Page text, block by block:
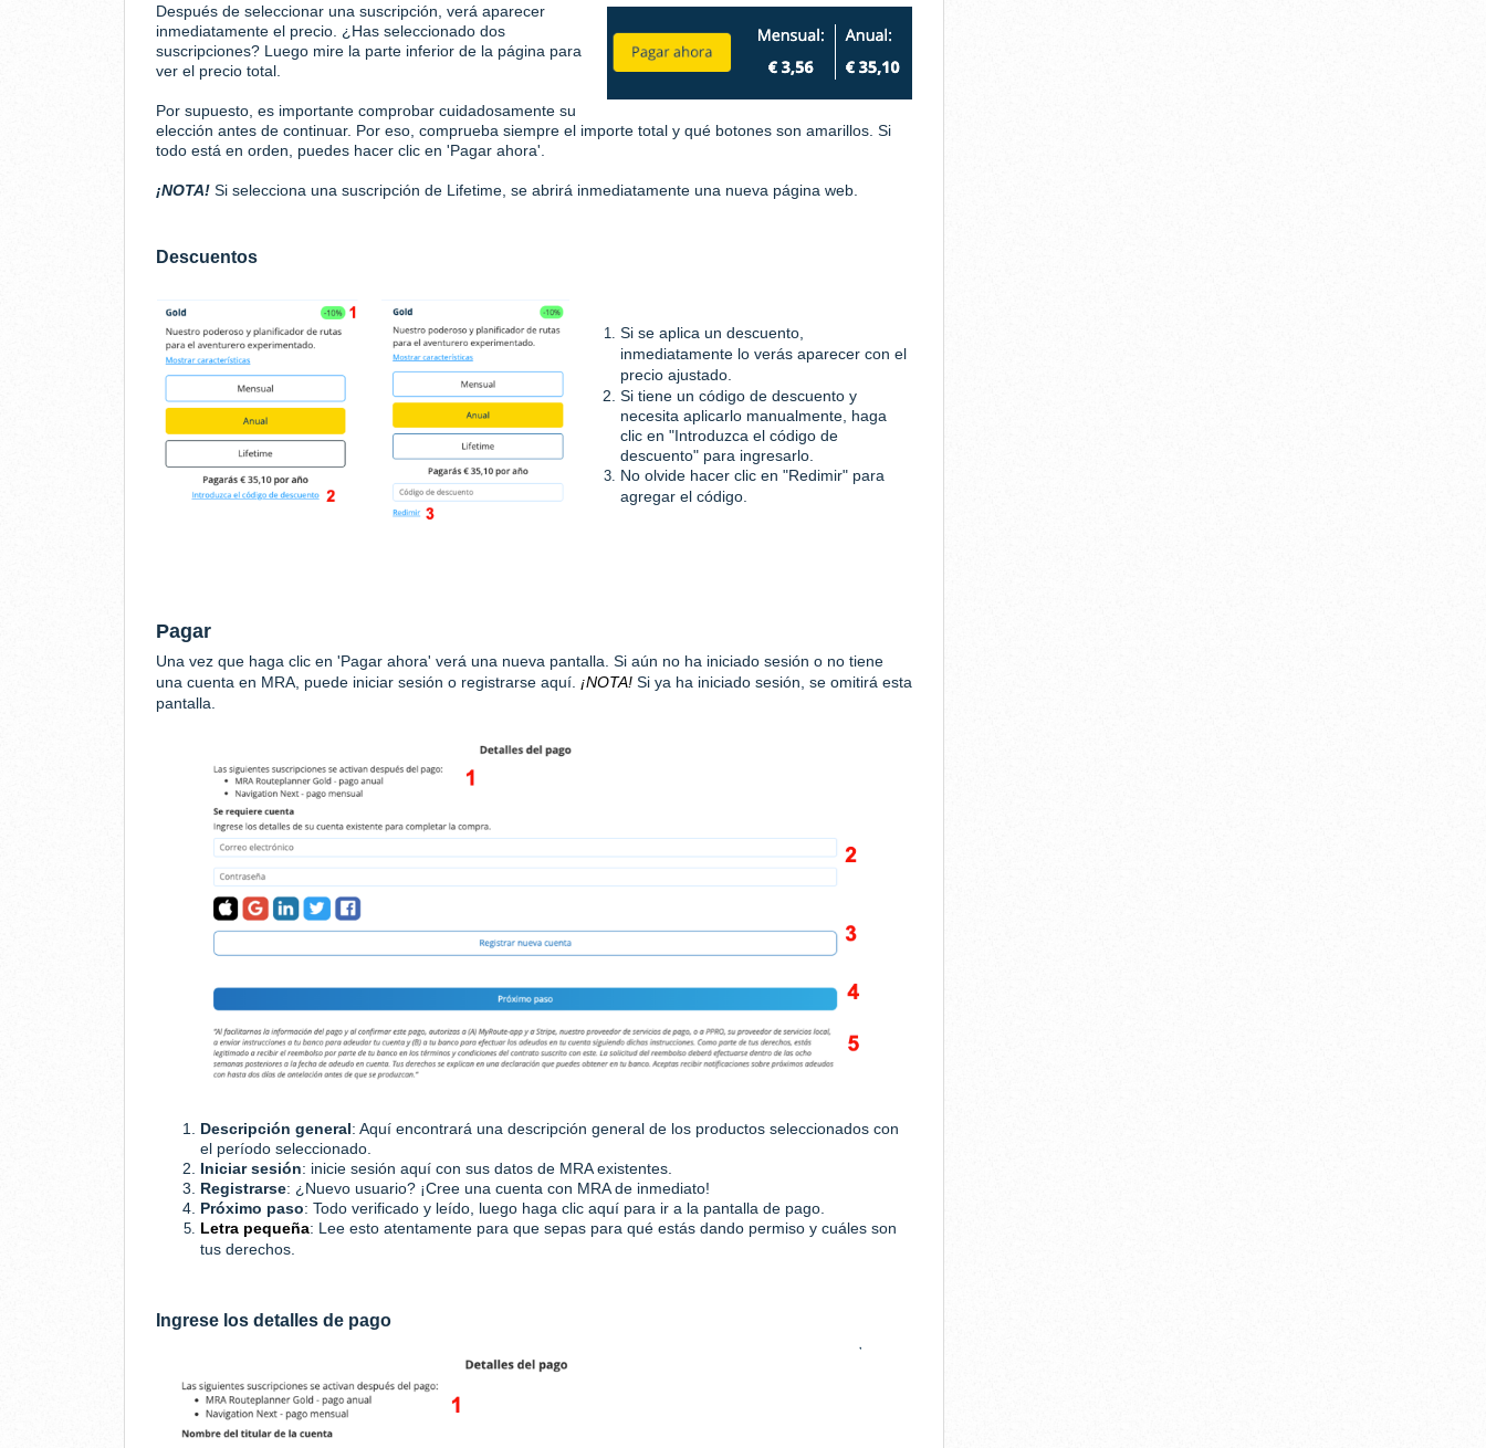
Después de seleccionar una suscripción, verá aparecer
inmediatamente el precio. ¿Has seleccionado dos
suscripciones? Luego mire la parte inferior de la página para
ver el precio total.
Por supuesto, es importante comprobar cuidadosamente su
elección antes de continuar. Por eso, comprueba siempre el importe total y qué botones son amarillos. Si
todo está en orden, puedes hacer clic en 'Pagar ahora'.
¡NOTA! Si selecciona una suscripción de Lifetime, se abrirá inmediatamente una nueva página web.
Descuentos
Si se aplica un descuento,
inmediatamente lo verás aparecer con el
precio ajustado.
Si tiene un código de descuento y
necesita aplicarlo manualmente, haga
clic en "Introduzca el código de
descuento" para ingresarlo.
No olvide hacer clic en "Redimir" para
agregar el código.
Pagar
Una vez que haga clic en 'Pagar ahora' verá una nueva pantalla. Si aún no ha iniciado sesión o no tiene
una cuenta en MRA, puede iniciar sesión o registrarse aquí. ¡NOTA! Si ya ha iniciado sesión, se omitirá esta
pantalla.
Descripción general: Aquí encontrará una descripción general de los productos seleccionados con
el período seleccionado.
Iniciar sesión: inicie sesión aquí con sus datos de MRA existentes.
Registrarse: ¿Nuevo usuario? ¡Cree una cuenta con MRA de inmediato!
Próximo paso: Todo verificado y leído, luego haga clic aquí para ir a la pantalla de pago.
Letra pequeña: Lee esto atentamente para que sepas para qué estás dando permiso y cuáles son
tus derechos.
Ingrese los detalles de pago